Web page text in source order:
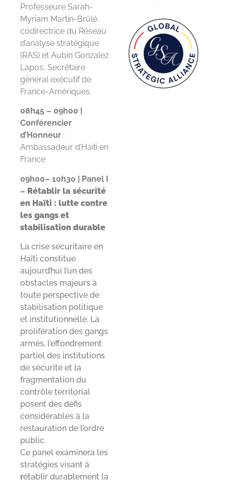
Professeure Sarah-
Myriam Martin-Brûlé,
codirectrice du Réseau
d’analyse stratégique
(RAS) et Aubin Gonzalez
Lapos, Secrétaire
général exécutif de
France-Amériques.
08h45 – 09h00 |
Conférencier
d’Honneur :
Ambassadeur d’Haiti en
France
09h00– 10h30 | Panel I
– Rétablir la sécurité
en Haïti : lutte contre
les gangs et
stabilisation durable
La crise sécuritaire en
Haïti constitue
aujourd’hui l’un des
obstacles majeurs à
toute perspective de
stabilisation politique
et institutionnelle. La
prolifération des gangs
armés, l’effondrement
partiel des institutions
de sécurité et la
fragmentation du
contrôle territorial
posent des défis
considérables à la
restauration de l’ordre
public.
Ce panel examinera les
stratégies visant à
rétablir durablement la